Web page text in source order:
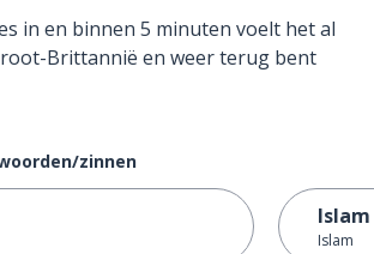
in en binnen 5 minuten voelt het al
Brittannië en weer terug bent
zinnen
Islam
Islam